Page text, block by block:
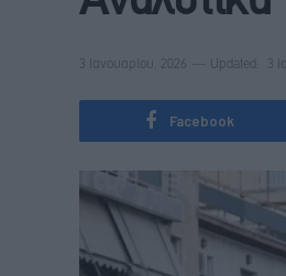
3 Ιανουαρίου, 2026 Updated: 3
Facebook